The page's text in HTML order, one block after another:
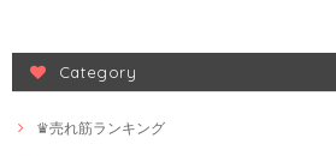
Category
♛売れ筋ランキング